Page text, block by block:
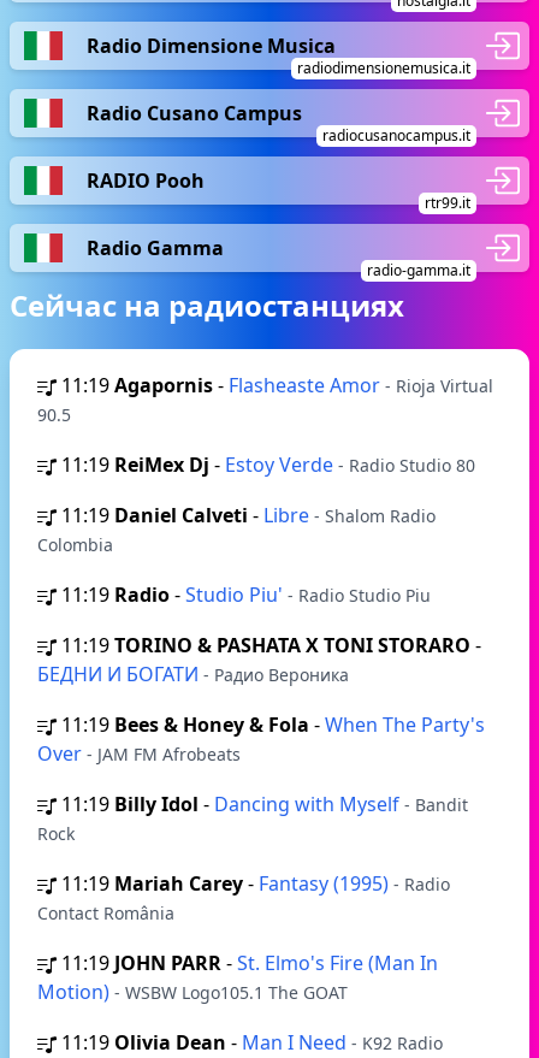
Radio Dimensione Musica
radiodimensionemusica.it
Radio Cusano Campus
radiocusanocampus.it
RADIO Pooh
rtr99.it
Radio Gamma
radio-gamma.it
Сейчас на радиостанциях
11:19Agapornis- Flasheaste Amor - Rioja Virtual
90.5
11:19 ReiMex Dj - Estoy Verde - Radio Studio 80
11:19 Daniel Calveti - Libre - Shalom Radio
Colombia
11:19 Radio-Studio Piu' - Radio Studio Piu
11:19TORINO & PASHATA X TONI STORARO -
БЕДНИ И БОГАТИ - Радио Вероника
11:19 Bees & Honey & Fola -When The Party's
Over - JAM FM Afrobeats
11:19 Billy Idol - Dancing with Myself - Bandit
Rock
11:19 Mariah Carey- Fantasy (1995) - Radio
Contact România
11:19 JOHN PARR-St. Elmo's Fire (Man In
Motion) - WSBW Logo105.1 The GOAT
11:19 Olivia Dean - Man I Need - K92 Radio